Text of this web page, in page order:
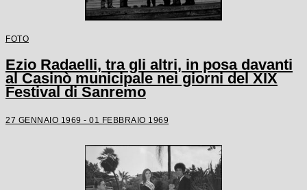
FOTO
Ezio Radaelli, tra gli altri, in posa davanti
al Casinò municipale nei giorni del XIX
Festival di Sanremo
27 GENNAIO 1969 - 01 FEBBRAIO 1969